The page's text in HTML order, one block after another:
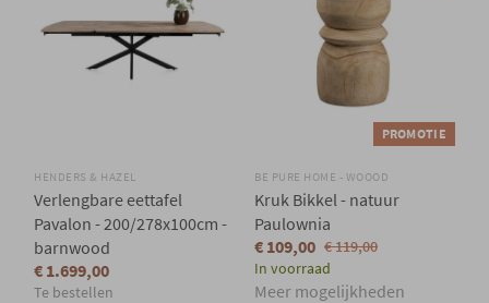
HENDERS & HAZEL
Verlengbare eettafel
Pavalon - 200/278x100cm -
barnwood
€ 1.699,00
Te bestellen
PROMOTIE
BE PURE HOME - WOOOD
Kruk Bikkel - natuur
Paulownia
€ 109,00 € 119,00
In voorraad
Meer mogelijkheden